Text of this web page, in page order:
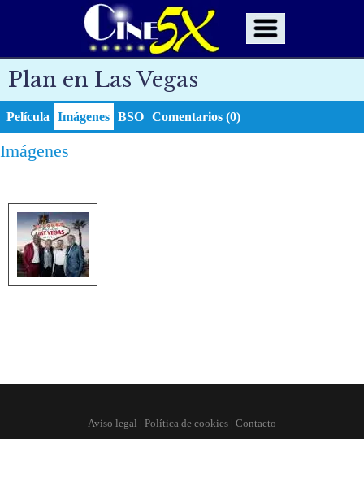
Plan en Las Vegas
Película Imágenes BSO Comentarios (0)
Imágenes
Aviso legal | Política de cookies | Contacto